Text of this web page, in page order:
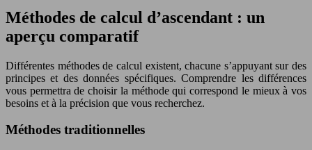
Méthodes de calcul d’ascendant : un
aperçu comparatif
Différentes méthodes de calcul existent, chacune s’appuyant sur des
principes et des données spécifiques. Comprendre les différences
vous permettra de choisir la méthode qui correspond le mieux à vos
besoins et à la précision que vous recherchez.
Méthodes traditionnelles